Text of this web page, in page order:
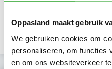
Oppasland maakt gebruik
We gebruiken cookies om
personaliseren, om functies
en om ons websiteverkeer
Uurtarief: Account only